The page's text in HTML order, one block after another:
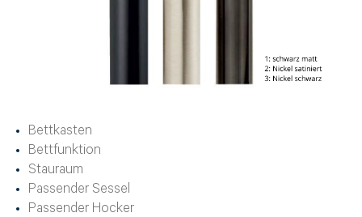
Bettkasten
Bettfunktion
Stauraum
Passender Sessel
Passender Hocker
Vorname*